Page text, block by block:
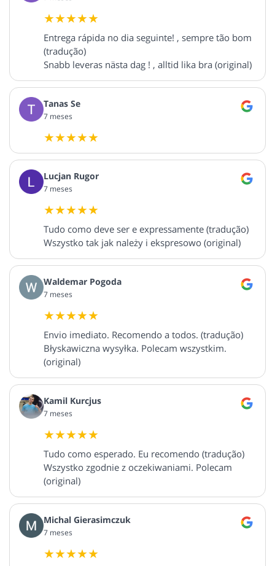
Entrega rápida no dia seguinte! , sempre tão bom
(tradução)
Snabb leveras nästa dag ! , alltid lika bra (original)
Tanas Se
7 meses
Lucjan Rugor
7 meses
Tudo como deve ser e expressamente (tradução)
Wszystko tak jak należy i ekspresowo (original)
Waldemar Pogoda
7 meses
Envio imediato. Recomendo a todos. (tradução)
Błyskawiczna wysyłka. Polecam wszystkim.
(original)
Kamil Kurcjus
7 meses
Tudo como esperado. Eu recomendo (tradução)
Wszystko zgodnie z oczekiwaniami. Polecam
(original)
Michal Gierasimczuk
7 meses